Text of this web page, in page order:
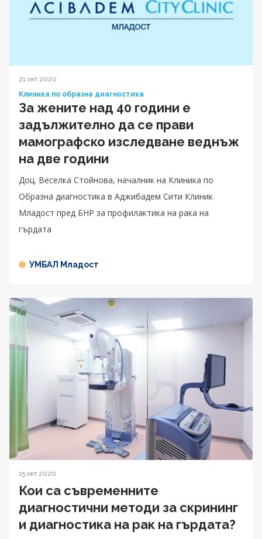
21 окт 2020
Клиника по образна диагностика
За жените над 40 години е
задължително да се прави
мамографско изследване веднъж
на две години
Доц. Веселка Стойнова, началник на Клиника по
Образна диагностика в Аджибадем Сити Клиник
Младост пред БНР за профилактика на рака на
гърдата
УМБАЛ Младост
15 окт 2020
Кои са съвременните
диагностични методи за скрининг
и диагностика на рак на гърдата?